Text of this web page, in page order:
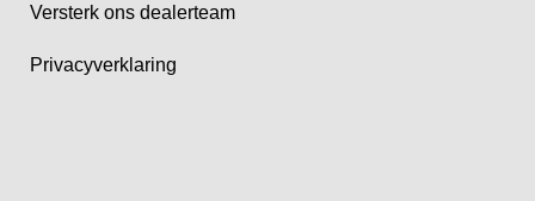
Versterk ons dealerteam
Privacyverklaring